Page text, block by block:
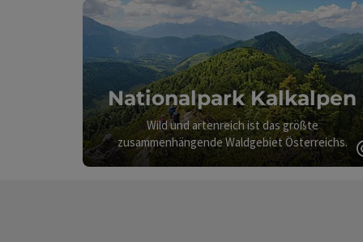
Nationalpark Kalkalpen
Wild und artenreich ist das größte
zusammenhängende Waldgebiet Österreichs.